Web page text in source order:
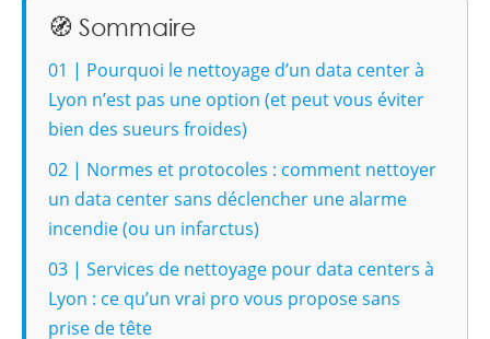
🧭 Sommaire
01 | Pourquoi le nettoyage d’un data center à
Lyon n’est pas une option (et peut vous éviter
bien des sueurs froides)
02 | Normes et protocoles : comment nettoyer
un data center sans déclencher une alarme
incendie (ou un infarctus)
03 | Services de nettoyage pour data centers à
Lyon : ce qu’un vrai pro vous propose sans
prise de tête